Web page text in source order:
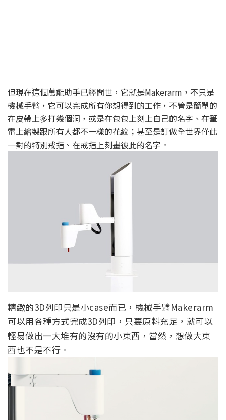
但現在這個萬能助手已經問世，它就是Makerarm，不只是
機械手臂，它可以完成所有你想得到的工作，不管是簡單的
在皮帶上多打幾個洞，或是在包包上刻上自己的名字、在筆
電上繪製跟所有人都不一樣的花紋；甚至是訂做全世界僅此
一對的特別戒指、在戒指上刻畫彼此的名字。
精緻的3D列印只是小case而已，機械手臂Makerarm
可以用各種方式完成3D列印，只要原料充足，就可以
輕易做出一大堆有的沒有的小東西，當然，想做大東
西也不是不行。